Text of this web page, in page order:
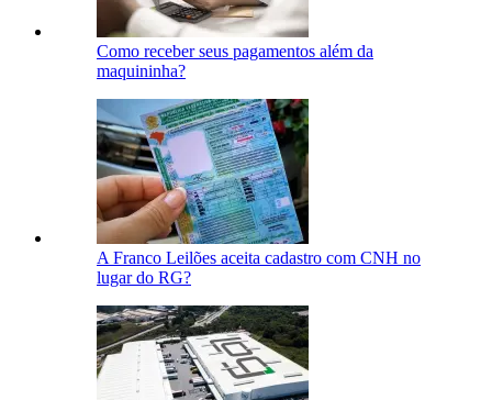
Como receber seus pagamentos além da
maquininha?
A Franco Leilões aceita cadastro com CNH no
lugar do RG?